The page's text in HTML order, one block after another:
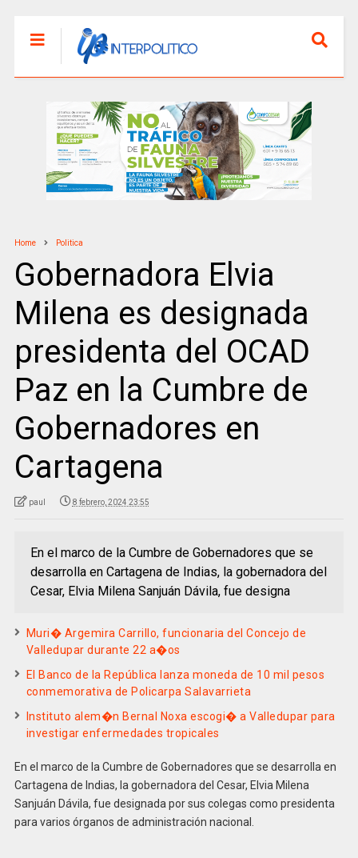
Home Politica
Gobernadora Elvia
Milena es designada
presidenta del OCAD
Paz en la Cumbre de
Gobernadores en
Cartagena
paul 8 febrero, 2024 23:55
En el marco de la Cumbre de Gobernadores que se
desarrolla en Cartagena de Indias, la gobernadora del
Cesar, Elvia Milena Sanjuán Dávila, fue designa
Muri� Argemira Carrillo, funcionaria del Concejo de
Valledupar durante 22 a�os
El Banco de la República lanza moneda de 10 mil pesos
conmemorativa de Policarpa Salavarrieta
Instituto alem�n Bernal Noxa escogi� a Valledupar para
investigar enfermedades tropicales
En el marco de la Cumbre de Gobernadores que se desarrolla en
Cartagena de Indias, la gobernadora del Cesar, Elvia Milena
Sanjuán Dávila, fue designada por sus colegas como presidenta
para varios órganos de administración nacional.